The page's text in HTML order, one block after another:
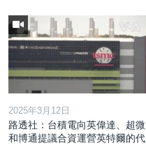
2025年3月12日
路透社：台積電向英偉達、超微
和博通提議合資運營英特爾的代